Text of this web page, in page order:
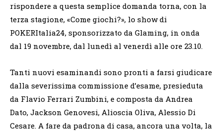
rispondere a questa semplice domanda torna, con la
terza stagione, «Come giochi?», lo show di
POKERItalia24, sponsorizzato da Glaming, in onda
dal 19 novembre, dal lunedì al venerdì alle ore 23.10.
Tanti nuovi esaminandi sono pronti a farsi giudicare
dalla severissima commissione d’esame, presieduta
da Flavio Ferrari Zumbini, e composta da Andrea
Dato, Jackson Genovesi, Alioscia Oliva, Alessio Di
Cesare. A fare da padrona di casa, ancora una volta, la